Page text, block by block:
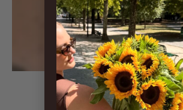
Bouquet Blush - S